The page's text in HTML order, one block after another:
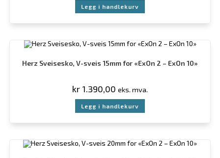
Legg i handlekurv
Herz Sveisesko, V-sveis 15mm for «ExOn 2 – ExOn 10»
kr 1.390,00 eks. mva.
Legg i handlekurv